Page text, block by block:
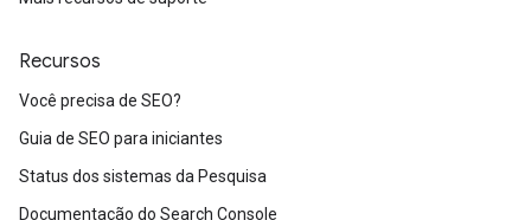
Recursos
Você precisa de SEO?
Guia de SEO para iniciantes
Status dos sistemas da Pesquisa
Documentação do Search Console